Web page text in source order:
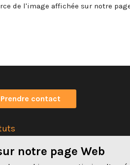
de l'image affichée sur notre
Prendre contact
de confidentialité
notre page Web